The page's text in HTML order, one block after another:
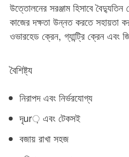
উত্তোলনের সরঞ্জাম হিসাবে
কাজের দক্ষতা উন্নত করতে সহায়তা
ওভারহেড ক্রেন, গ্যান্ট্রি ক্রেন এবং
বৈশিষ্ট্য
নিরাপদ এবং নির্ভরযোগ্য
দৃur় এবং টেকসই
বজায় রাখা সহজ